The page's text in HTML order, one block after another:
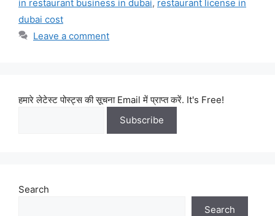
in restaurant business in dubai, restaurant license in
dubai cost
Leave a comment
हमारे लेटेस्ट पोस्ट्स की सूचना Email में प्राप्त करें. It's Free!
Search
Search